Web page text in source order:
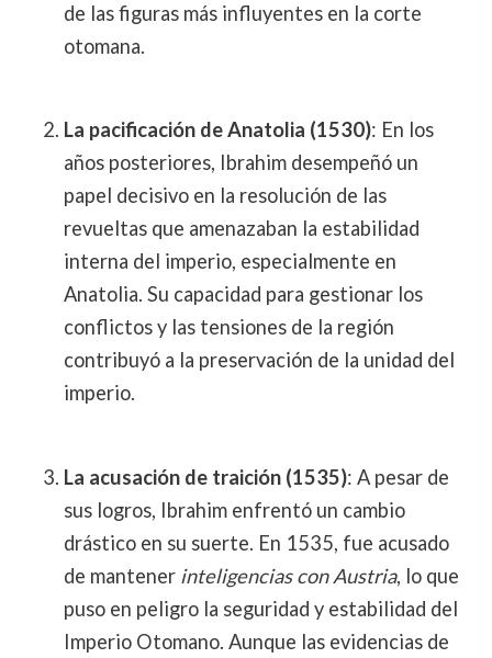
de las figuras más influyentes en la corte
otomana.
La pacificación de Anatolia (1530): En los
años posteriores, Ibrahim desempeñó un
papel decisivo en la resolución de las
revueltas que amenazaban la estabilidad
interna del imperio, especialmente en
Anatolia. Su capacidad para gestionar los
conflictos y las tensiones de la región
contribuyó a la preservación de la unidad del
imperio.
La acusación de traición (1535): A pesar de
sus logros, Ibrahim enfrentó un cambio
drástico en su suerte. En 1535, fue acusado
de mantener inteligencias con Austria, lo que
puso en peligro la seguridad y estabilidad del
Imperio Otomano. Aunque las evidencias de